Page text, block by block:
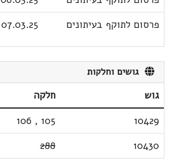
פרסום לתוקף בעיתונים
07.03.25
גושים וחלקות
גוש
חלקה
10429
105
,
106
10430
288